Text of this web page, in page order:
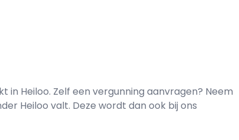
in Heiloo. Zelf een vergunning aanvragen? Neem
Heiloo valt. Deze wordt dan ook bij ons